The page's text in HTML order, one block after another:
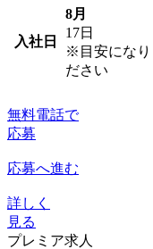
入社日
8月
17日
※目安になり
ださい
無料電話で
応募
応募へ進む
詳しく
見る
プレミア求人